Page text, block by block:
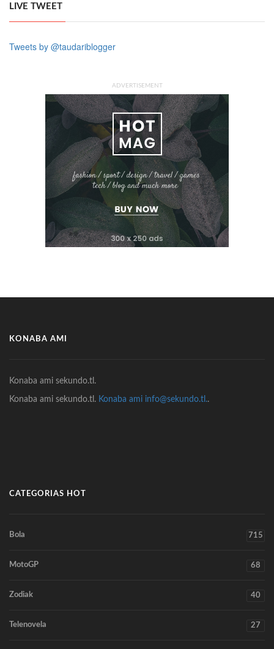
LIVE TWEET
Tweets by @taudariblogger
ADVERTISEMENT
KONABA AMI
Konaba ami sekundo.tl.
Konaba ami sekundo.tl. Konaba ami info@sekundo.tl..
CATEGORIAS HOT
Bola 715
MotoGP 68
Zodiak 40
Telenovela 27